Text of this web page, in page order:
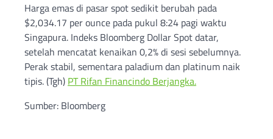
Harga emas di pasar spot sedikit berubah pada
$2,034.17 per ounce pada pukul 8:24 pagi waktu
Singapura. Indeks Bloomberg Dollar Spot datar,
setelah mencatat kenaikan 0,2% di sesi sebelumnya.
Perak stabil, sementara paladium dan platinum naik
tipis. (Tgh) PT Rifan Financindo Berjangka.
Sumber: Bloomberg